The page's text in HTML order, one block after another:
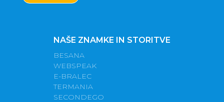
NAŠE ZNAMKE IN STORITVE
BESANA
WEBSPEAK
E-BRALEC
TERMANIA
SECONDEGO